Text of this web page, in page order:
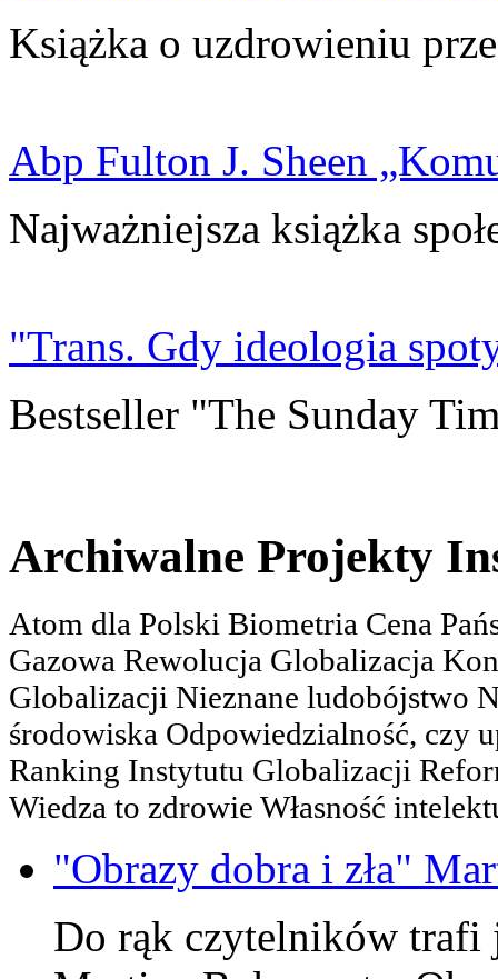
Książka o uzdrowieniu
Abp Fulton J. Sheen
Najważniejsza książka
"Trans. Gdy ideologia
Bestseller "The Sunday
Archiwalne Projekty
Atom dla Polski Biometria Cena
Gazowa Rewolucja Globalizacja
Globalizacji Nieznane ludobójstwo
środowiska Odpowiedzialność, czy
Ranking Instytutu Globalizacji
Wiedza to zdrowie Własność
"Obrazy dobra i zła"
Do rąk czytelników trafi